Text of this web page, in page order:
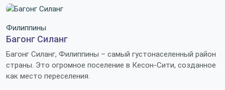
Филиппины
Багонг Силанг
Багонг Силанг, Филиппины – самый густонаселенный район
страны. Это огромное поселение в Кесон-Сити, созданное
как место переселения.